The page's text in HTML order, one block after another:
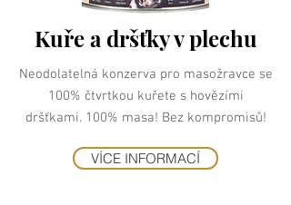
Kuře a dršťky v plechu
Neodolatelná konzerva pro masožravce se
100% čtvrtkou kuřete s hovězími
dršťkami. 100% masa! Bez kompromisů!
VÍCE INFORMACÍ